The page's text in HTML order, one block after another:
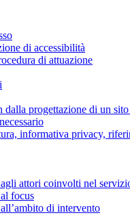
di accessibilità
di attuazione
dalla progettazione di un
informativa privacy,
attori coinvolti nel
focus
di intervento